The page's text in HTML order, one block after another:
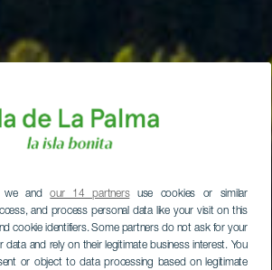
we andour 14 partnersuse cookies or similar
and process personal data like your visit on this
cookie identifiers. Some partners do not ask for your
and rely on their legitimate business interest. You
or object to data processing based on legitimate